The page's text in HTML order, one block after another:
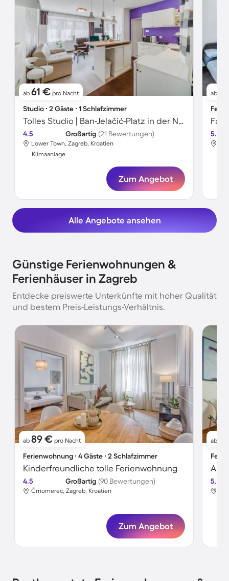
ab 61 € pro Nacht
Studio ∙ 2 Gäste ∙ 1 Schlafzimmer
Tolles Studio | Ban-Jelačić-Platz in der Nähe
4.5 Großartig (21 Bewertungen)
Lower Town, Zagreb, Kroatien
Klimaanlage
Zum Angebot
ab
5.0
Alle Angebote ansehen
Günstige Ferienwohnungen &
Ferienhäuser in Zagreb
Entdecke preiswerte Unterkünfte mit hoher Qualität
und bestem Preis-Leistungs-Verhältnis.
ab 89 € pro Nacht
Ferienwohnung ∙ 4 Gäste ∙ 2 Schlafzimmer
Kinderfreundliche tolle Ferienwohnung
4.5 Großartig (90 Bewertungen)
Črnomerec, Zagreb, Kroatien
Zum Angebot
ab
5.0